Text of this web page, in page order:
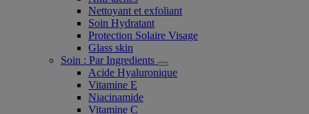
Nettoyant et exfoliant
Soin Hydratant
Protection Solaire Visage
Glass skin
Soin : Par Ingredients
Acide Hyaluronique
Vitamine E
Niacinamide
Vitamine C